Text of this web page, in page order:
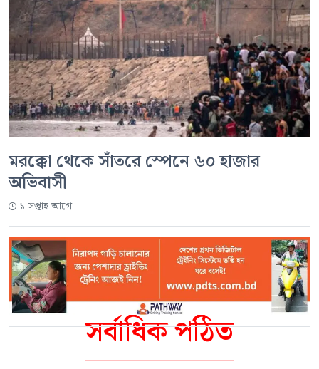
সর্বাধিক পঠিত
মরক্কো থেকে সাঁতরে স্পেনে ৬০ হাজার
অভিবাসী
১ সপ্তাহ আগে